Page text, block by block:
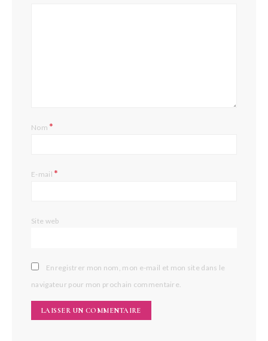
Nom*
E-mail*
Site web
Enregistrer mon nom, mon e-mail et mon site dans le
navigateur pour mon prochain commentaire.